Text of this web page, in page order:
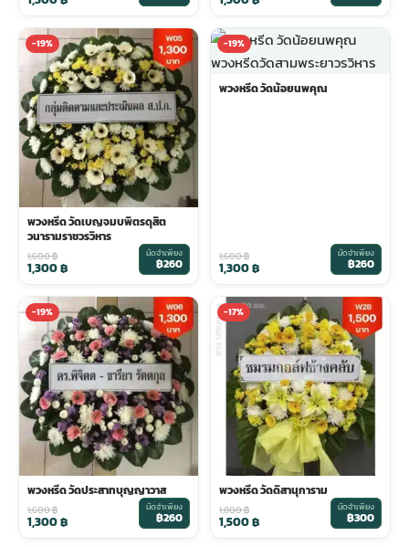
-19%
พวงหรีด วัดเบญจมบพิตรดุสิต
วนารามราชวรวิหาร
1,600฿
1,300฿
มัดจำเพียง
฿260
-19%
พวงหรีด วัดน้อยนพคุณ
1,600฿
1,300฿
มัดจำเพียง
฿260
-19%
พวงหรีด วัดประสาทบุญญาวาส
1,600฿
1,300฿
มัดจำเพียง
฿260
-17%
พวงหรีด วัดดิสานุการาม
1,800฿
1,500฿
มัดจำเพียง
฿300